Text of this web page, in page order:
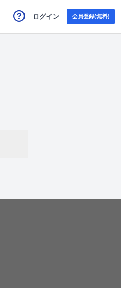
ログイン 会員登録(無料)